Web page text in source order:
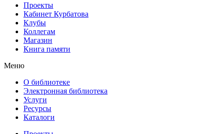
Проекты
Кабинет Курбатова
Клубы
Коллегам
Магазин
Книга памяти
Меню
О библиотеке
Электронная библиотека
Услуги
Ресурсы
Каталоги